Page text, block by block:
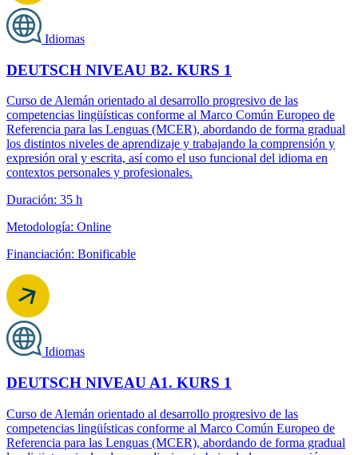
Idiomas
DEUTSCH NIVEAU B2. KURS 1
Curso de Alemán orientado al desarrollo progresivo de las
competencias lingüísticas conforme al Marco Común Europeo de
Referencia para las Lenguas (MCER), abordando de forma gradual
los distintos niveles de aprendizaje y trabajando la comprensión y
expresión oral y escrita, así como el uso funcional del idioma en
contextos personales y profesionales.
Duración: 35 h
Metodología: Online
Financiación: Bonificable
Idiomas
DEUTSCH NIVEAU A1. KURS 1
Curso de Alemán orientado al desarrollo progresivo de las
competencias lingüísticas conforme al Marco Común Europeo de
Referencia para las Lenguas (MCER), abordando de forma gradual